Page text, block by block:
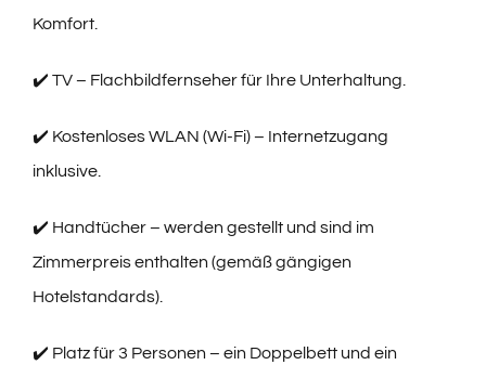
Komfort.
✔️ TV – Flachbildfernseher für Ihre Unterhaltung.
✔️ Kostenloses WLAN (Wi-Fi) – Internetzugang
inklusive.
✔️ Handtücher – werden gestellt und sind im
Zimmerpreis enthalten (gemäß gängigen
Hotelstandards).
✔️ Platz für 3 Personen – ein Doppelbett und ein